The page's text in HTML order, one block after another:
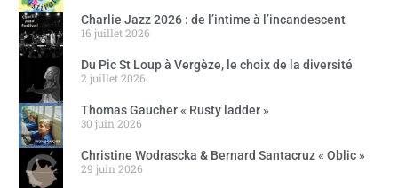
Charlie Jazz 2026 : de l’intime à l’incandescent
16 juillet 2026
Du Pic St Loup à Vergèze, le choix de la diversité
2 juillet 2026
Thomas Gaucher « Rusty ladder »
30 juin 2026
Christine Wodrascka & Bernard Santacruz « Oblic »
29 juin 2026